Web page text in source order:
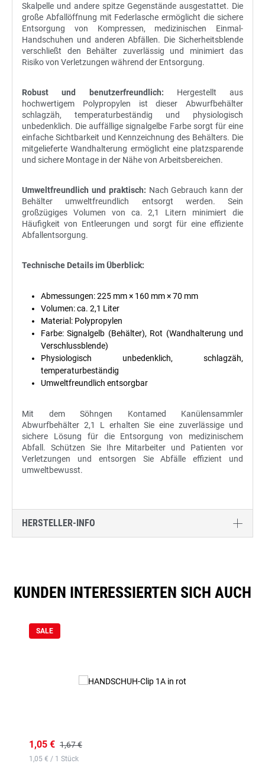
Skalpelle und andere spitze Gegenstände ausgestattet. Die
große Abfallöffnung mit Federlasche ermöglicht die sichere
Entsorgung von Kompressen, medizinischen Einmal-
Handschuhen und anderen Abfällen. Die Sicherheitsblende
verschließt den Behälter zuverlässig und minimiert das
Risiko von Verletzungen während der Entsorgung.
Robust und benutzerfreundlich: Hergestellt aus
hochwertigem Polypropylen ist dieser Abwurfbehälter
schlagzäh, temperaturbeständig und physiologisch
unbedenklich. Die auffällige signalgelbe Farbe sorgt für eine
einfache Sichtbarkeit und Kennzeichnung des Behälters. Die
mitgelieferte Wandhalterung ermöglicht eine platzsparende
und sichere Montage in der Nähe von Arbeitsbereichen.
Umweltfreundlich und praktisch: Nach Gebrauch kann der
Behälter umweltfreundlich entsorgt werden. Sein
großzügiges Volumen von ca. 2,1 Litern minimiert die
Häufigkeit von Entleerungen und sorgt für eine effiziente
Abfallentsorgung.
Technische Details im Überblick:
Abmessungen: 225 mm × 160 mm × 70 mm
Volumen: ca. 2,1 Liter
Material: Polypropylen
Farbe: Signalgelb (Behälter), Rot (Wandhalterung und
Verschlussblende)
Physiologisch unbedenklich, schlagzäh,
temperaturbeständig
Umweltfreundlich entsorgbar
Mit dem Söhngen Kontamed Kanülensammler
Abwurfbehälter 2,1 L erhalten Sie eine zuverlässige und
sichere Lösung für die Entsorgung von medizinischem
Abfall. Schützen Sie Ihre Mitarbeiter und Patienten vor
Verletzungen und entsorgen Sie Abfälle effizient und
umweltbewusst.
HERSTELLER-INFO
KUNDEN INTERESSIERTEN SICH AUCH
SALE
1,05 € 1,67 €
1,05 € / 1 Stück